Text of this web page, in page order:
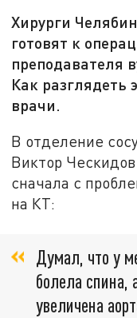
Хирурги
готовят к
преподавателя
Как разглядеть
врачи.
В отделение
Виктор
сначала с
на КТ:
Думал, что у
болела спина,
увеличена